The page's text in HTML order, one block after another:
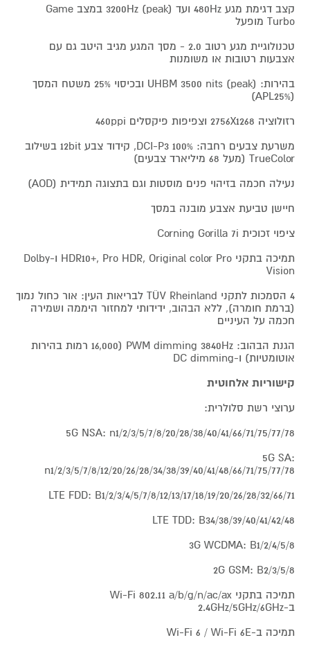
קצב דגימת מגע 480Hz ועד 3200Hz (peak) במצב Game
Turbo מופעל
טכנולוגיית מגע רטוב 2.0 - מסך המגע מגיב היטב גם עם
אצבעות רטובות או משומנות
בהירות: UHBM 3500 nits (peak) ובכיסוי 25% משטח המסך
(APL25%)
רזולוציה 2756X1268 וצפיפות פיקסלים 460ppi
משרעת צבעים רחבה: DCI-P3 100%, קידוד צבע 12bit בשילוב
TrueColor (מעל 68 מיליארד צבעים)
נעילה חכמה בזיהוי פנים מוסטות וגם בתצוגה תמידית (AOD)
חיישן טביעת אצבע מובנה במסך
ציפוי זכוכית Corning Gorilla 7i
תמיכה בתקני HDR10+, Pro HDR, Original color Pro ו-Dolby
Vision
4 הסמכות לתקני TÜV Rheinland לבריאות העין: אור כחול נמוך
(ברמת חומרה), ללא הבהוב, ידידותי למחזור היממה ושמירה
חכמה על העיניים
הגנת הבהוב: PWM dimming 3840Hz (16,000 רמות בהירות
אוטומטיות) ו-DC dimming
קישוריות אלחוטית
ערוצי רשת סלולרית:
5G NSA: n1/2/3/5/7/8/20/28/38/40/41/66/71/75/77/78
5G SA:
n1/2/3/5/7/8/12/20/26/28/34/38/39/40/41/48/66/71/75/77/78
LTE FDD: B1/2/3/4/5/7/8/12/13/17/18/19/20/26/28/32/66/71
LTE TDD: B34/38/39/40/41/42/48
3G WCDMA: B1/2/4/5/8
2G GSM: B2/3/5/8
תמיכה בתקני Wi-Fi 802.11 a/b/g/n/ac/ax
ב-2.4GHz/5GHz/6GHz
תמיכה ב-Wi-Fi 6 / Wi-Fi 6E